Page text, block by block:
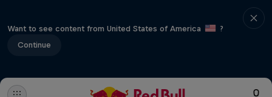
Want to see content from United States of America
?
Continue